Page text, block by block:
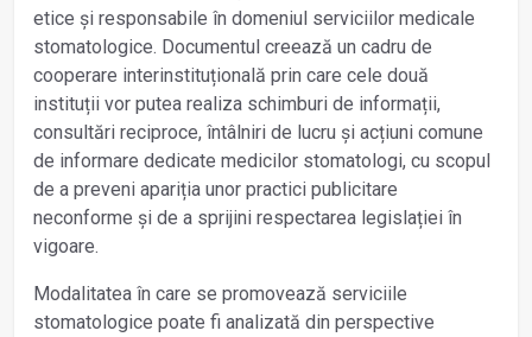
etice și responsabile în domeniul serviciilor medicale
stomatologice. Documentul creează un cadru de
cooperare interinstituțională prin care cele două
instituții vor putea realiza schimburi de informații,
consultări reciproce, întâlniri de lucru și acțiuni comune
de informare dedicate medicilor stomatologi, cu scopul
de a preveni apariția unor practici publicitare
neconforme și de a sprijini respectarea legislației în
vigoare.
Modalitatea în care se promovează serviciile
stomatologice poate fi analizată din perspective